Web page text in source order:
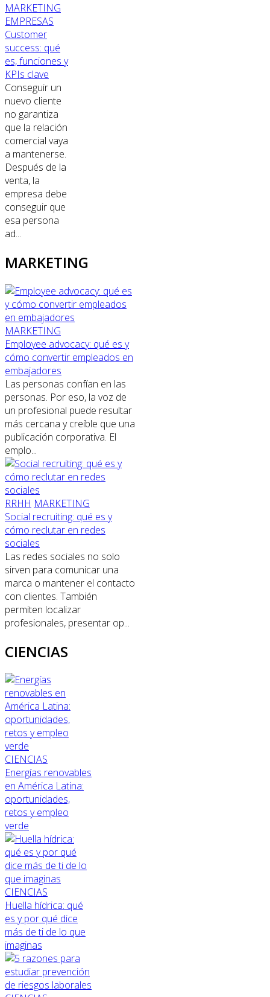
MARKETING
EMPRESAS
Customer
success: qué
es, funciones y
KPIs clave
Conseguir un
nuevo cliente
no garantiza
que la relación
comercial vaya
a mantenerse.
Después de la
venta, la
empresa debe
conseguir que
esa persona
ad...
MARKETING
MARKETING
Employee advocacy: qué es y
cómo convertir empleados en
embajadores
Las personas confían en las
personas. Por eso, la voz de
un profesional puede resultar
más cercana y creíble que una
publicación corporativa. El
emplo...
RRHH MARKETING
Social recruiting: qué es y
cómo reclutar en redes
sociales
Las redes sociales no solo
sirven para comunicar una
marca o mantener el contacto
con clientes. También
permiten localizar
profesionales, presentar op...
CIENCIAS
CIENCIAS
Energías renovables
en América Latina:
oportunidades,
retos y empleo
verde
CIENCIAS
Huella hídrica: qué
es y por qué dice
más de ti de lo que
imaginas